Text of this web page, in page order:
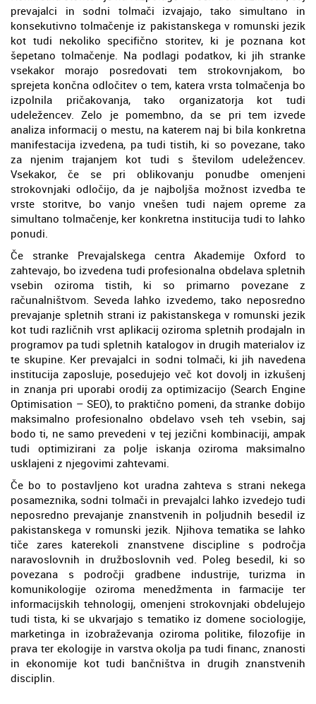
prevajalci in sodni tolmači izvajajo, tako simultano in
konsekutivno tolmačenje iz pakistanskega v romunski jezik
kot tudi nekoliko specifično storitev, ki je poznana kot
šepetano tolmačenje. Na podlagi podatkov, ki jih stranke
vsekakor morajo posredovati tem strokovnjakom, bo
sprejeta končna odločitev o tem, katera vrsta tolmačenja bo
izpolnila pričakovanja, tako organizatorja kot tudi
udeležencev. Zelo je pomembno, da se pri tem izvede
analiza informacij o mestu, na katerem naj bi bila konkretna
manifestacija izvedena, pa tudi tistih, ki so povezane, tako
za njenim trajanjem kot tudi s številom udeležencev.
Vsekakor, če se pri oblikovanju ponudbe omenjeni
strokovnjaki odločijo, da je najboljša možnost izvedba te
vrste storitve, bo vanjo vnešen tudi najem opreme za
simultano tolmačenje, ker konkretna institucija tudi to lahko
ponudi.
Če stranke Prevajalskega centra Akademije Oxford to
zahtevajo, bo izvedena tudi profesionalna obdelava spletnih
vsebin oziroma tistih, ki so primarno povezane z
računalništvom. Seveda lahko izvedemo, tako neposredno
prevajanje spletnih strani iz pakistanskega v romunski jezik
kot tudi različnih vrst aplikacij oziroma spletnih prodajaln in
programov pa tudi spletnih katalogov in drugih materialov iz
te skupine. Ker prevajalci in sodni tolmači, ki jih navedena
institucija zaposluje, posedujejo več kot dovolj in izkušenj
in znanja pri uporabi orodij za optimizacijo (Search Engine
Optimisation – SEO), to praktično pomeni, da stranke dobijo
maksimalno profesionalno obdelavo vseh teh vsebin, saj
bodo ti, ne samo prevedeni v tej jezični kombinaciji, ampak
tudi optimizirani za polje iskanja oziroma maksimalno
usklajeni z njegovimi zahtevami.
Če bo to postavljeno kot uradna zahteva s strani nekega
posameznika, sodni tolmači in prevajalci lahko izvedejo tudi
neposredno prevajanje znanstvenih in poljudnih besedil iz
pakistanskega v romunski jezik. Njihova tematika se lahko
tiče zares katerekoli znanstvene discipline s področja
naravoslovnih in družboslovnih ved. Poleg besedil, ki so
povezana s področji gradbene industrije, turizma in
komunikologije oziroma menedžmenta in farmacije ter
informacijskih tehnologij, omenjeni strokovnjaki obdelujejo
tudi tista, ki se ukvarjajo s tematiko iz domene sociologije,
marketinga in izobraževanja oziroma politike, filozofije in
prava ter ekologije in varstva okolja pa tudi financ, znanosti
in ekonomije kot tudi bančništva in drugih znanstvenih
disciplin.